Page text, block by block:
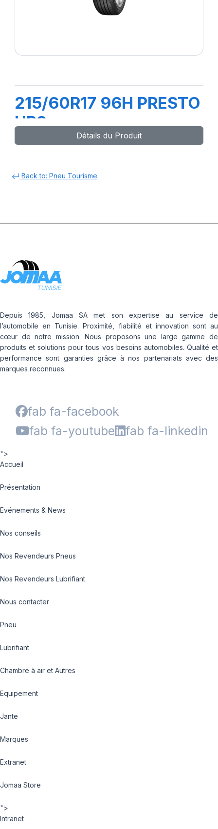
215/60R17 96H PRESTO
HP2
Détails du Produit
Back to: Pneu Tourisme
Depuis 1985, Jomaa SA met son expertise au service de
l’automobile en Tunisie. Proximité, fiabilité et innovation sont au
cœur de notre mission. Nous proposons une large gamme de
produits et solutions pour tous vos besoins automobiles. Qualité et
performance sont garanties grâce à nos partenariats avec des
marques reconnues.
fab fa-facebook
fab fa-youtube
fab fa-linkedin
">
Accueil
Présentation
Evénements & News
Nos conseils
Nos Revendeurs Pneus
Nos Revendeurs Lubrifiant
Nous contacter
Pneu
Lubrifiant
Chambre à air et Autres
Equipement
Jante
Marques
Extranet
Jomaa Store
">
Intranet